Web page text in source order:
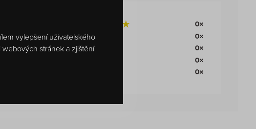
0×
0×
0×
0×
0×
vylepšení uživatelského
stránek a zjištění